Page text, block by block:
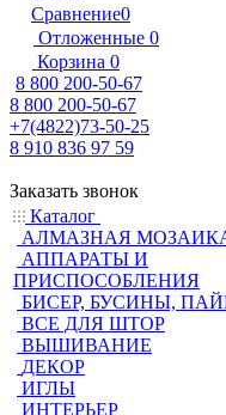
Сравнение0
Отложенные 0
Корзина 0
8 800 200-50-67
8 800 200-50-67
+7(4822)73-50-25
8 910 836 97 59
Заказать звонок
Каталог
АЛМАЗНАЯ
АППАРАТЫ И
ПРИСПОСОБЛЕНИЯ
БИСЕР, БУСИНЫ,
ВСЕ ДЛЯ ШТОР
ВЫШИВАНИЕ
ДЕКОР
ИГЛЫ
ИНТЕРЬЕР